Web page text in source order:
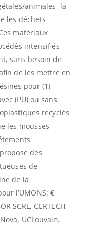
animales, la
les déchets
matériaux
intensifiés
sans besoin de
de les mettre en
pour (1)
(PU) ou sans
recyclés
les mousses
des
de
de la
l’UMONS: €
SCRL, CERTECH,
UCLouvain,